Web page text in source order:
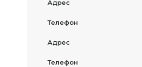
Адрес
Телефон
Адрес
Телефон